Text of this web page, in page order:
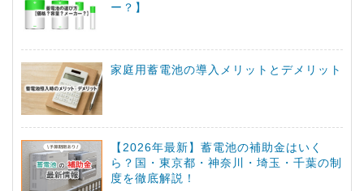
ー？】
家庭用蓄電池の導入メリットとデメリット
【2026年最新】蓄電池の補助金はいく
ら？国・東京都・神奈川・埼玉・千葉の制
度を徹底解説！